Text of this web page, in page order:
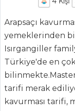
Arapsaçı
yemeklerinden
Isırgangiller
Türkiye'de en
bilinmekte.
tarifi merak
kavurması tarifi,